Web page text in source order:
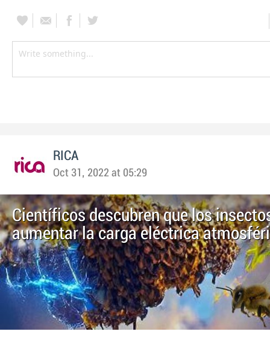
RICA
Oct 31, 2022 at 05:29
Científicos descubren que los
aumentar la carga eléctrica